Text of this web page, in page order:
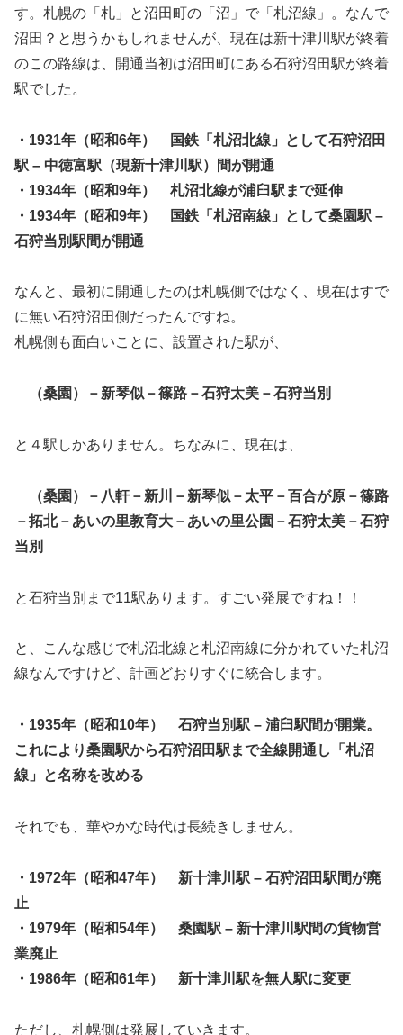
す。札幌の「札」と沼田町の「沼」で「札沼線」。なんで
沼田？と思うかもしれませんが、現在は新十津川駅が終着
のこの路線は、開通当初は沼田町にある石狩沼田駅が終着
駅でした。
・1931年（昭和6年） 国鉄「札沼北線」として石狩沼田
駅 – 中徳富駅（現新十津川駅）間が開通
・1934年（昭和9年） 札沼北線が浦臼駅まで延伸
・1934年（昭和9年） 国鉄「札沼南線」として桑園駅 –
石狩当別駅間が開通
なんと、最初に開通したのは札幌側ではなく、現在はすで
に無い石狩沼田側だったんですね。
札幌側も面白いことに、設置された駅が、
（桑園）－新琴似－篠路－石狩太美－石狩当別
と４駅しかありません。ちなみに、現在は、
（桑園）－八軒－新川－新琴似－太平－百合が原－篠路
－拓北－あいの里教育大－あいの里公園－石狩太美－石狩
当別
と石狩当別まで11駅あります。すごい発展ですね！！
と、こんな感じで札沼北線と札沼南線に分かれていた札沼
線なんですけど、計画どおりすぐに統合します。
・1935年（昭和10年） 石狩当別駅 – 浦臼駅間が開業。
これにより桑園駅から石狩沼田駅まで全線開通し「札沼
線」と名称を改める
それでも、華やかな時代は長続きしません。
・1972年（昭和47年） 新十津川駅 – 石狩沼田駅間が廃
止
・1979年（昭和54年） 桑園駅 – 新十津川駅間の貨物営
業廃止
・1986年（昭和61年） 新十津川駅を無人駅に変更
ただし、札幌側は発展していきます。